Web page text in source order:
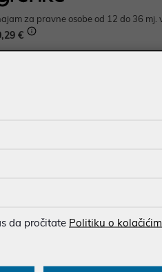
za pravne osobe od 12 do 36 mj.
€
pogreške nastale u opisu
te ne moraju u potpunosti
da pročitate Politiku o